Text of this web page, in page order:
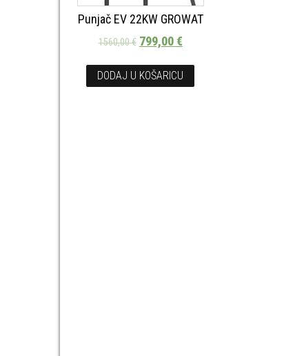
Punjač EV 22KW GROWAT
1560,00€ 799,00€
DODAJ U KOŠARICU